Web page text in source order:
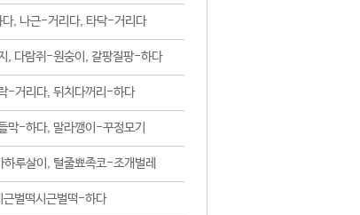
, 나근-거리다, 타닥-거리다
, 다람쥐-원숭이, 갈팡질팡-하다
-거리다, 뒤치다꺼리-하다
막-하다, 말라깽이-꾸정모기
루살이, 털줄뾰족코-조개벌레
근벌떡시근벌떡-하다